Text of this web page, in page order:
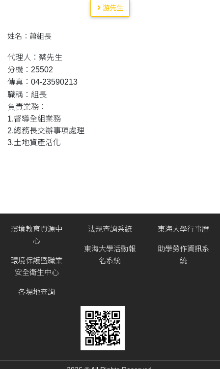
游先生
姓名：蕭組長
代理人：蔡先生
分機：25502
傳真：04-23590213
職稱：組長
負責業務：
1.督導全組業務
2.總務長交辦事項處理
3.土地資產活化
環境教育資源中
心
環境保護暨職業
安全衛生中心
各場地查詢
法規查詢系統
東海大學活動報
名系統
東海大學行事曆
助學勞作資訊系
統